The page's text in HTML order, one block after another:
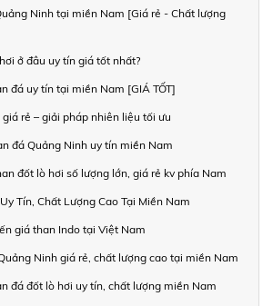
Ninh tại miền Nam [Giá rẻ - Chất lượng
ở đâu uy tín giá tốt nhất?
đá uy tín tại miền Nam [GIÁ TỐT]
rẻ – giải pháp nhiên liệu tối ưu
đá Quảng Ninh uy tín miền Nam
đốt lò hơi số lượng lớn, giá rẻ kv phía Nam
Tín, Chất Lượng Cao Tại Miền Nam
giá than Indo tại Việt Nam
Ninh giá rẻ, chất lượng cao tại miền Nam
đá đốt lò hơi uy tín, chất lượng miền Nam